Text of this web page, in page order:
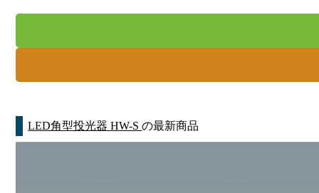
LED角型投光器 HW-Sの最新商品